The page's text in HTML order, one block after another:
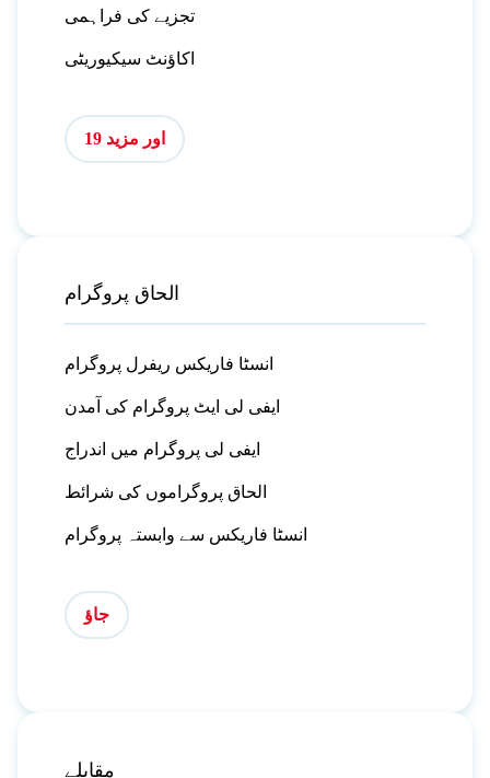
تجزیے کی فراہمی
اکاؤنٹ سیکیوریٹی
اور مزید 19
الحاق پروگرام
انسٹا فاریکس ریفرل پروگرام
ایفی لی ایٹ پروگرام کی آمدن
ایفی لی پروگرام میں اندراج
الحاق پروگراموں کی شرائط
انسٹا فاریکس سے وابستہ پروگرام
جاؤ
مقابلے